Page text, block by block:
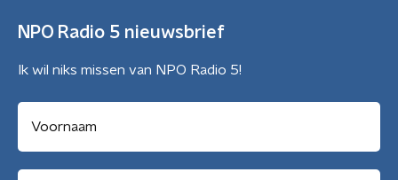
NPO Radio 5 nieuwsbrief
Ik wil niks missen van NPO Radio 5!